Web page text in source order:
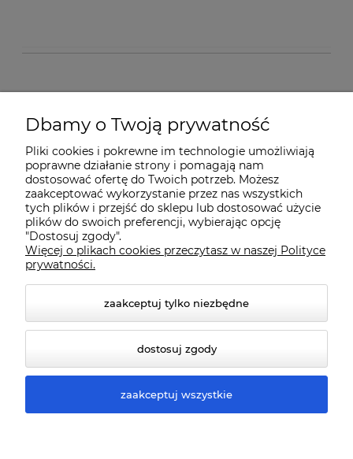
O nas
Dostawa i płatności
Pomoc
Gwarancja i Serwis
© 2026 www.qmart.pl. Wszelkie prawa zastrzeżone.
Dbamy o Twoją prywatność
Pliki cookies i pokrewne im technologie umożliwiają
poprawne działanie strony i pomagają nam
dostosować ofertę do Twoich potrzeb. Możesz
zaakceptować wykorzystanie przez nas wszystkich
tych plików i przejść do sklepu lub dostosować użycie
plików do swoich preferencji, wybierając opcję
"Dostosuj zgody".
Więcej o plikach cookies przeczytasz w naszej Polityce
prywatności.
zaakceptuj tylko niezbędne
dostosuj zgody
zaakceptuj wszystkie